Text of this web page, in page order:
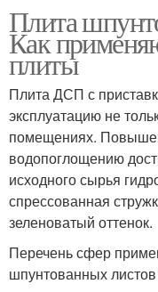
Плита
Как
плиты
Плита ДСП с
эксплуатацию не
помещениях.
водопоглощению
исходного сырья
спрессованная
зеленоватый оттенок.
Перечень сфер
шпунтованных